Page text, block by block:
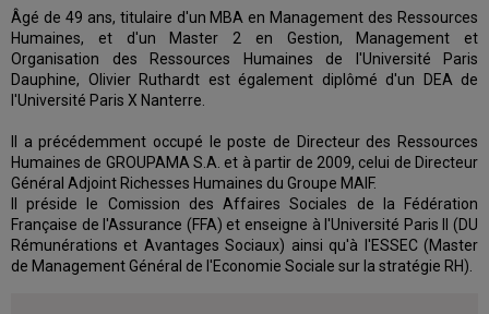
Âgé de 49 ans, titulaire d'un MBA en Management des Ressources
Humaines, et d'un Master 2 en Gestion, Management et
Organisation des Ressources Humaines de l'Université Paris
Dauphine, Olivier Ruthardt est également diplômé d'un DEA de
l'Université Paris X Nanterre.
Il a précédemment occupé le poste de Directeur des Ressources
Humaines de GROUPAMA S.A. et à partir de 2009, celui de Directeur
Général Adjoint Richesses Humaines du Groupe MAIF.
Il préside le Comission des Affaires Sociales de la Fédération
Française de l'Assurance (FFA) et enseigne à l'Université Paris II (DU
Rémunérations et Avantages Sociaux) ainsi qu'à l'ESSEC (Master
de Management Général de l'Economie Sociale sur la stratégie RH).